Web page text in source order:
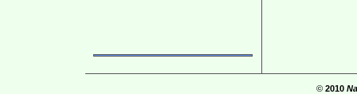
© 2010